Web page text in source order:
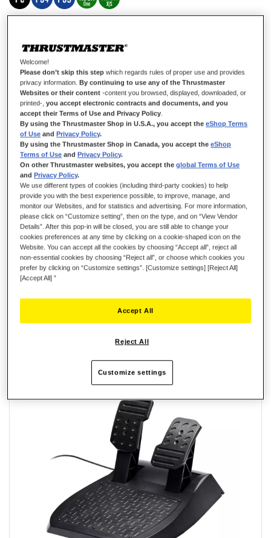
perdido los tuyos!
3,99 €
AÑADIR AL CARRITO
Lista de deseos
Sea el primero en dejar una reseña para este artículo
Detalles
6 tornillos de cabeza hexagonal (cabeza Allen)
ARTÍCULOS RELACIONADOS
Welcome!
Please don’t skip this step which regards rules of proper use and provides
privacy information. By continuing to use any of the Thrustmaster
Websites or their content -content you browsed, displayed, downloaded, or
printed-,you accept electronic contracts and documents, and you
accept their Terms of Use and Privacy Policy.
By using the Thrustmaster Shop in U.S.A., you accept theeShop Terms
of Use and Privacy Policy.
By using the Thrustmaster Shop in Canada, you accept theeShop
Terms of Use and Privacy Policy.
On other Thrustmaster websites, you accept theglobal Terms of Use
and Privacy Policy.
We use different types of cookies (including third-party cookies) to help
provide you with the best experience possible, to improve, manage, and
monitor our Websites, and for statistics and advertising. For more information,
please click on “Customize setting”, then on the type, and on “View Vendor
Details”. After this pop-in will be closed, you are still able to change your
cookies preferences at any time by clicking on a cookie-shaped icon on the
Website. You can accept all the cookies by choosing “Accept all”, reject all
non-essential cookies by choosing “Reject all”, or choose which cookies you
prefer by clicking on “Customize settings”. [Customize settings] [Reject All]
[Accept All] ”
Reject All
Accept All
Customize settings